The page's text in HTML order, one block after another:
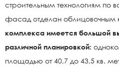
строительным технологиям по
фасад отделан облицовочным
комплекса имеется большой
различной планировкой:
площадью от 40,7 до 43,5 кв.